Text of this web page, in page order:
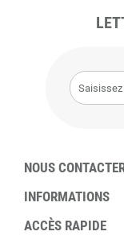
NOUS
INFORMATIONS
ACCÈS RAPIDE